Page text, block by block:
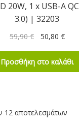
20W, 1 x USB-A QC
3.0) | 32203
59,90€ 50,80 €
Προσθήκη στο καλάθι
αποτελεσμάτων